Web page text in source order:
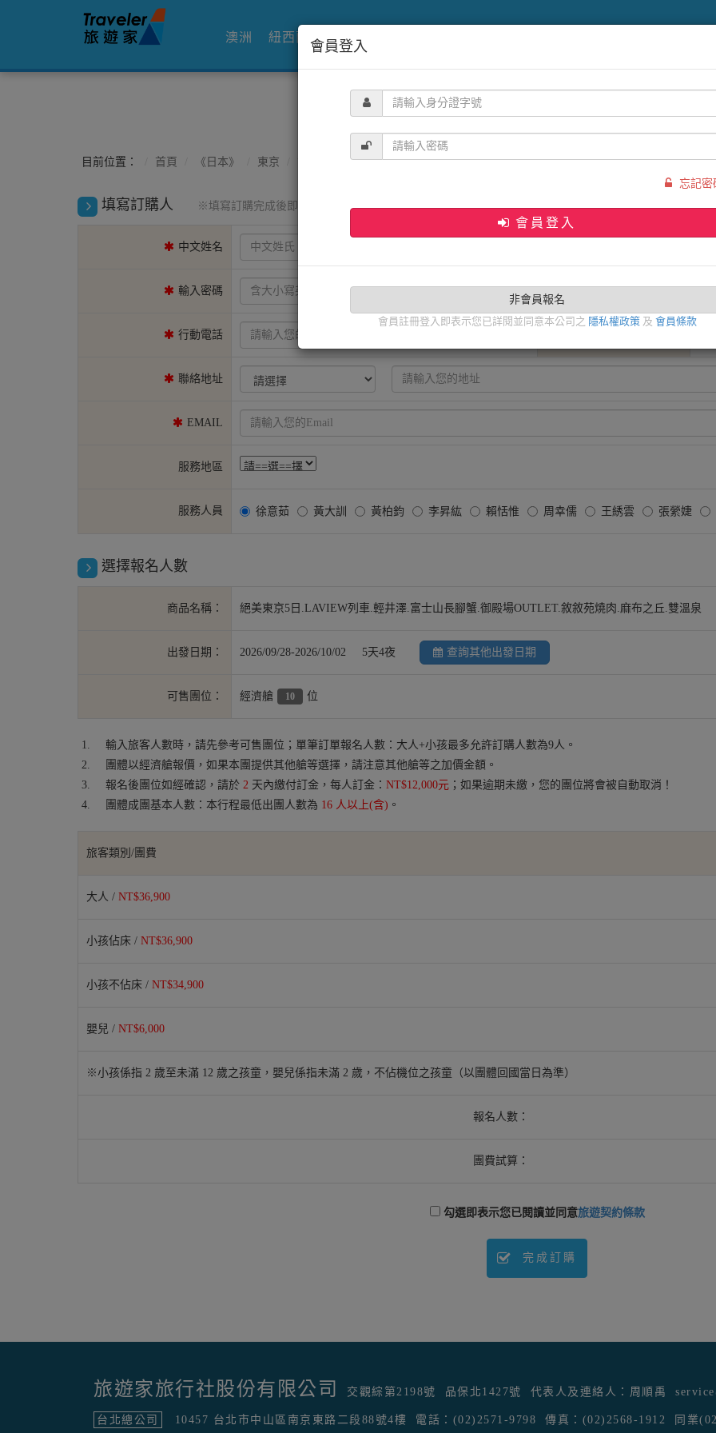
澳洲 紐西蘭 日本
目前位置： 首頁 《日本》 東京 訂購STEP1
填寫訂購人 ※填寫訂購完成後即成為會員
中文姓名
輸入密碼
行動電話
聯絡地址
EMAIL
服務地區
服務人員 徐意茹 黃大訓 黃柏鈞 李昇紘 賴恬惟 周幸儒 王綉雲 張縈婕
選擇報名人數
商品名稱： 絕美東京5日.LAVIEW列車.輕井澤.富士山長腳蟹.御殿場OUTLET.敘敘苑燒肉.麻布之丘.雙溫泉
出發日期： 2026/09/28-2026/10/02 5天4夜 查詢其他出發日期
可售團位： 經濟艙 10 位
輸入旅客人數時，請先參考可售團位；單筆訂單報名人數：大人+小孩最多允許訂購人數為9人。
團體以經濟艙報價，如果本團提供其他艙等選擇，請注意其他艙等之加價金額。
報名後團位如經確認，請於 2 天內繳付訂金，每人訂金： NT$12,000元 ；如果逾期未繳，您的團位將會被自動取消！
團體成團基本人數：本行程最低出團人數為 16 人以上(含) 。
旅客類別/團費
大人 / NT$36,900
小孩佔床 / NT$36,900
小孩不佔床 / NT$34,900
嬰兒 / NT$6,000
※小孩係指 2 歲至未滿 12 歲之孩童，嬰兒係指未滿 2 歲，不佔機位之孩童（以團體回國當日為準）
報名人數：
團費試算：
勾選即表示您已閱讀並同意旅遊契約條款
完成訂購
會員登入
忘記密
會員登入
非會員報名
會員註冊登入即表示您已詳閱並同意本公司之 隱私權政策及 會員條款
旅遊家旅行社股份有限公司 交觀綜第2198號 品保北1427號 代表人及連絡人：周順禹
台北總公司 10457 台北市中山區南京東路二段88號4樓 電話：(02)2571-9798 傳真：(02)2568-1912 同業